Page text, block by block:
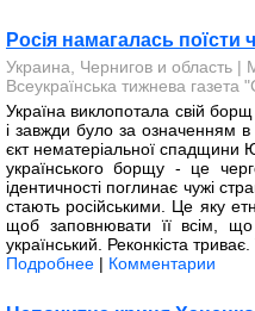
Росія намагалась
Украина, Чернигов и область |
Всеукраїнська тижнева газета
Україна виклопотала свій
і завжди було за означенням в
єкт нематеріальної
українського борщу - це
ідентичності поглинає чужі
стають російськими. Це яку
щоб заповнювати її всім,
український. Реконкіста
Подробнее | Комментарии